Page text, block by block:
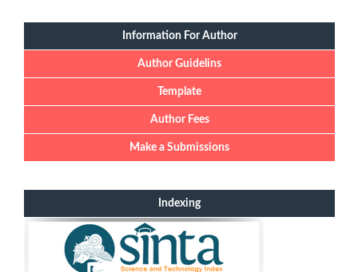
Information For Author
Author Guidelins
Template
Author Fees
Make a Submissions
Indexing